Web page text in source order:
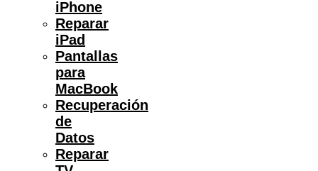
iPhone
Reparar
iPad
Pantallas
para
MacBook
Recuperación
de
Datos
Reparar